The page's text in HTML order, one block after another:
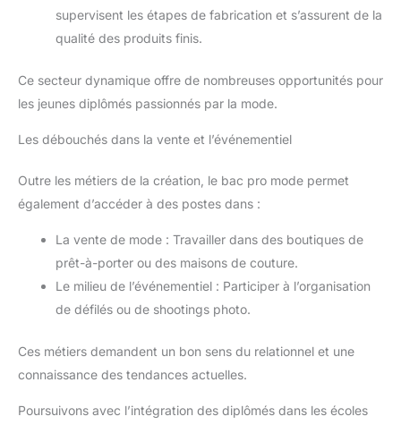
supervisent les étapes de fabrication et s’assurent de la
qualité des produits finis.
Ce secteur dynamique offre de nombreuses opportunités pour
les jeunes diplômés passionnés par la mode.
Les débouchés dans la vente et l’événementiel
Outre les métiers de la création, le bac pro mode permet
également d’accéder à des postes dans :
La vente de mode : Travailler dans des boutiques de
prêt-à-porter ou des maisons de couture.
Le milieu de l’événementiel : Participer à l’organisation
de défilés ou de shootings photo.
Ces métiers demandent un bon sens du relationnel et une
connaissance des tendances actuelles.
Poursuivons avec l’intégration des diplômés dans les écoles